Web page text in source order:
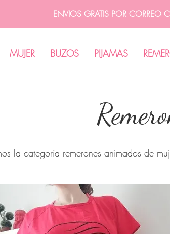
ENVIOS GRATIS POR
MUJER BUZOS PIJAMAS
la categoría remerones animados de